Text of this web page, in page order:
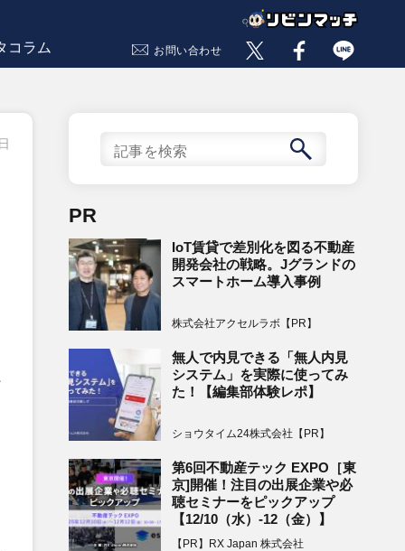
コラム お問い合わせ
PR
IoT賃貸で差別化を図る不動産
開発会社の戦略。Jグランドの
スマートホーム導入事例
株式会社アクセルラボ【PR】
無人で内見できる「無人内見
システム」を実際に使ってみ
た！【編集部体験レポ】
ショウタイム24株式会社【PR】
第6回不動産テック EXPO［東
京]開催！注目の出展企業や必
聴セミナーをピックアップ
【12/10（水）-12（金）】
【PR】RX Japan 株式会社